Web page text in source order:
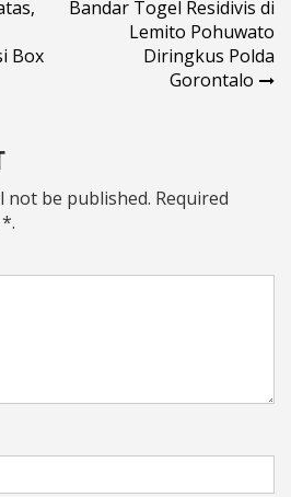
Box
Bandar Togel Residivis di
Lemito Pohuwato
Diringkus Polda
Gorontalo
not be published. Required